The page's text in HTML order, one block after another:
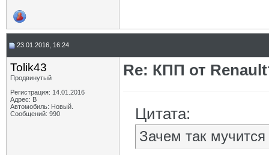
23.01.2016, 16:24
Tolik43
Продвинутый
Регистрация: 14.01.2016
Адрес: В
Автомобиль: Новый.
Сообщений: 990
Re: КПП от
Цитата:
Зачем так